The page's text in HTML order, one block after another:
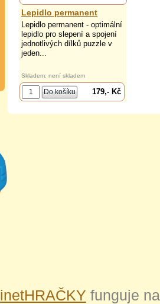
Lepidlo permanent
Lepidlo permanent - optimální
lepidlo pro slepení a spojení
jednotlivých dílků puzzle v
jeden...
Skladem: není skladem
179,- Kč
inetHRAČKY funguje